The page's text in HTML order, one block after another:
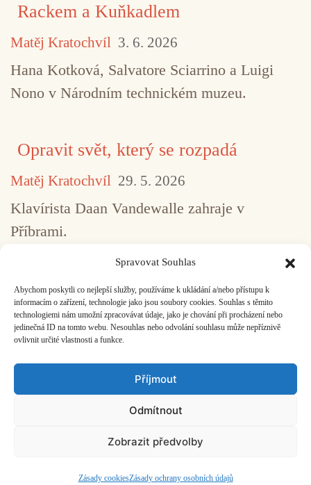
Spravovat Souhlas
Abychom poskytli co nejlepší služby, používáme k ukládání a/nebo přístupu k
informacím o zařízení, technologie jako jsou soubory cookies. Souhlas s těmito
technologiemi nám umožní zpracovávat údaje, jako je chování při procházení nebo
jedinečná ID na tomto webu. Nesouhlas nebo odvolání souhlasu může nepříznivě
ovlivnit určité vlastnosti a funkce.
Příjmout
Odmítnout
Zobrazit předvolby
Zásady cookiesZásady ochrany osobních údajů
Rackem a Kuňkadlem
Matěj Kratochvíl 3. 6. 2026
Hana Kotková, Salvatore Sciarrino a Luigi
Nono v Národním technickém muzeu.
Opravit svět, který se rozpadá
Matěj Kratochvíl 29. 5. 2026
Klavírista Daan Vandewalle zahraje v
Příbrami.
1 2 3 4 5 ... 517
ČASOPIS O JINÉ HUDBĚ | vydává Hudební informační středisko
©2026 HISvoice – design a adminAtelier Dokument